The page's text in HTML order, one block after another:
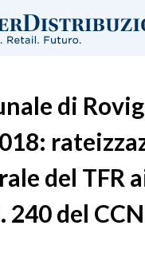
di
del TFR
240 del